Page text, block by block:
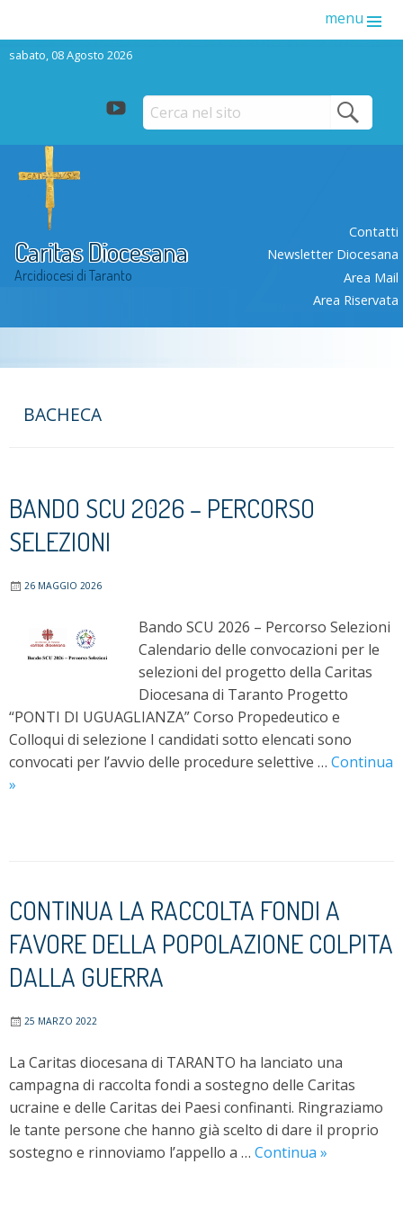
menu
sabato, 08 Agosto 2026
youtube
content
Caritas Diocesana
Arcidiocesi di Taranto
Contatti
Newsletter Diocesana
Area Mail
Area Riservata
BACHECA
BANDO SCU 2026 – PERCORSO
SELEZIONI
26 MAGGIO 2026
Bando SCU 2026 – Percorso Selezioni
Calendario delle convocazioni per le
selezioni del progetto della Caritas
Diocesana di Taranto Progetto
“PONTI DI UGUAGLIANZA” Corso Propedeutico e
Colloqui di selezione I candidati sotto elencati sono
convocati per l’avvio delle procedure selettive … Continua
Bando
»
CONTINUA LA RACCOLTA FONDI A
FAVORE DELLA POPOLAZIONE COLPITA
DALLA GUERRA
25 MARZO 2022
La Caritas diocesana di TARANTO ha lanciato una
campagna di raccolta fondi a sostegno delle Caritas
ucraine e delle Caritas dei Paesi confinanti. Ringraziamo
le tante persone che hanno già scelto di dare il proprio
sostegno e rinnoviamo l’appello a … Continua CONTINUA
»